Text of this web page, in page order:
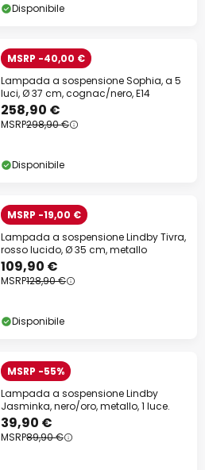
Disponibile
MSRP -40,00 €
Lampada a sospensione Sophia, a 5
luci, Ø 37 cm, cognac/nero, E14
258,90 €
MSRP298,90 €
Disponibile
MSRP -19,00 €
Lampada a sospensione Lindby Tivra,
rosso lucido, Ø 35 cm, metallo
109,90 €
MSRP128,90 €
Disponibile
MSRP -55%
Lampada a sospensione Lindby
Jasminka, nero/oro, metallo, 1 luce.
39,90 €
MSRP89,90 €